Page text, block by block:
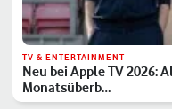
TV & ENTERTAINMENT
Neu bei Apple TV 2026:
Monatsüberb…